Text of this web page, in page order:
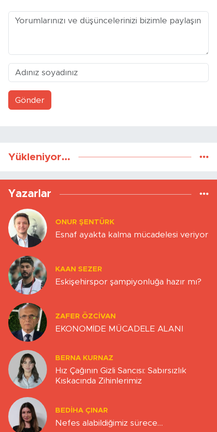
Gönder
Yükleniyor...
Yazarlar
ONUR ŞENTÜRK
Esnaf ayakta kalma mücadelesi veriyor
KAAN SEZER
Eskişehirspor şampiyonluğa hazır mı?
ZAFER ÖZCIVAN
EKONOMİDE MÜCADELE ALANI
BERNA KURNAZ
Hız Çağının Gizli Sancısı: Sabırsızlık
Kıskacında Zihinlerimiz
BEDIHA ÇINAR
Nefes alabildiğimiz sürece…